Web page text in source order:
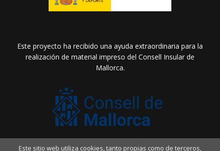
Este proyecto ha recibido una ayuda extraordinaria para la
realización de material impreso del Consell Insular de
Mallorca.
Este sitio web utiliza cookies, tanto propias como de terceros,